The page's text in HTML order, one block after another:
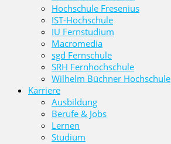
Hochschule Fresenius
IST-Hochschule
IU Fernstudium
Macromedia
sgd Fernschule
SRH Fernhochschule
Wilhelm Büchner Hochschule
Karriere
Ausbildung
Berufe & Jobs
Lernen
Studium